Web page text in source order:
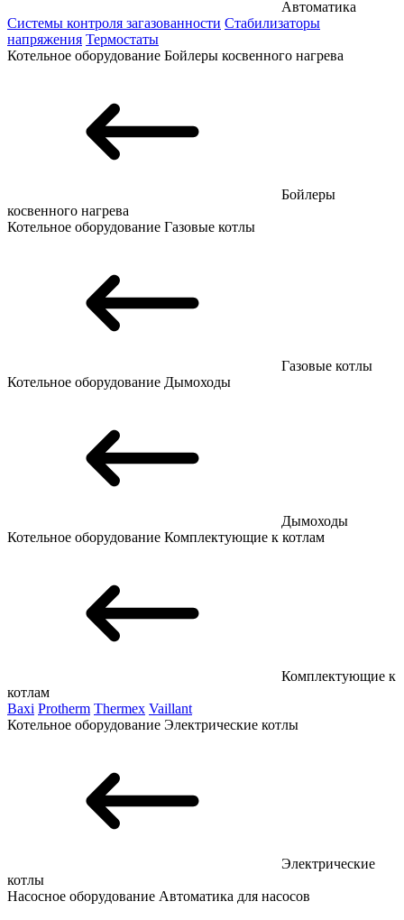
Автоматика
Системы контроля загазованности Стабилизаторы
напряжения Термостаты
Котельное оборудование Бойлеры косвенного нагрева
Бойлеры
косвенного нагрева
Котельное оборудование Газовые котлы
Газовые котлы
Котельное оборудование Дымоходы
Дымоходы
Котельное оборудование Комплектующие к котлам
Комплектующие к
котлам
Baxi Protherm Thermex Vaillant
Котельное оборудование Электрические котлы
Электрические
котлы
Насосное оборудование Автоматика для насосов